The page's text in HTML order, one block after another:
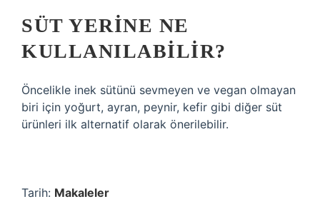
SÜT YERINE NE
KULLANILABILIR?
Öncelikle inek sütünü sevmeyen ve vegan olmayan
biri için yoğurt, ayran, peynir, kefir gibi diğer süt
ürünleri ilk alternatif olarak önerilebilir.
Tarih: Makaleler